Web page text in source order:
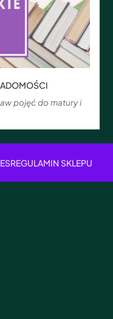
pojęć do matury i
REGULAMIN SKLEPU